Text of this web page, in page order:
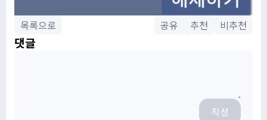
목록으로 공유 추천 비추천
댓글
작성